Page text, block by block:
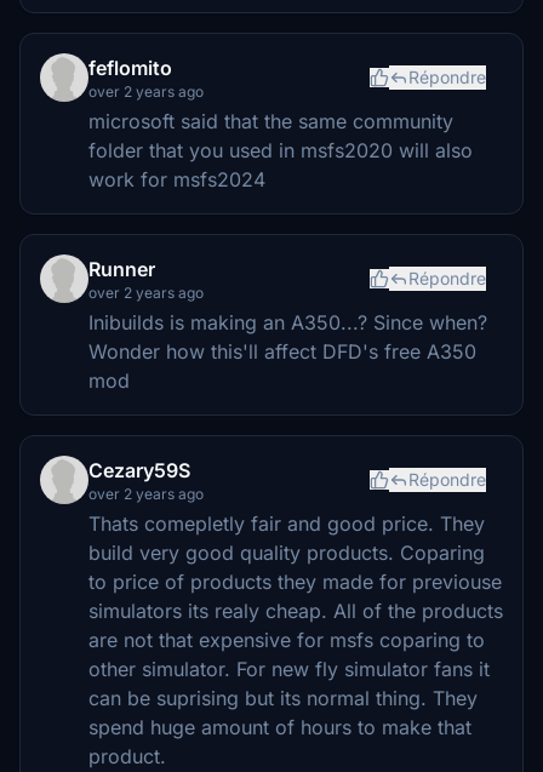
feflomito
over 2 years ago
Répondre
microsoft said that the same community
folder that you used in msfs2020 will also
work for msfs2024
Runner
over 2 years ago
Répondre
Inibuilds is making an A350...? Since when?
Wonder how this'll affect DFD's free A350
mod
Cezary59S
over 2 years ago
Répondre
Thats comepletly fair and good price. They
build very good quality products. Coparing
to price of products they made for previouse
simulators its realy cheap. All of the products
are not that expensive for msfs coparing to
other simulator. For new fly simulator fans it
can be suprising but its normal thing. They
spend huge amount of hours to make that
product.